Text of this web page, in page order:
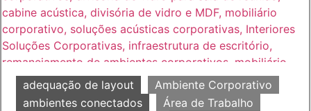
adequação de layout
Ambiente Corporativo
ambientes conectados
Área de Trabalho